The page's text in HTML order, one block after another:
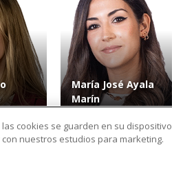
María José Ayala
Marín
cookies se guarden en su
nuestros estudios para marketing.